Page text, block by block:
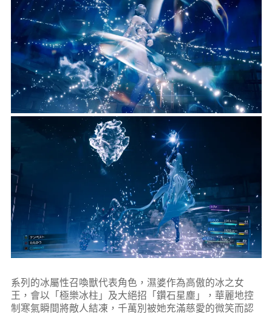
系列的冰屬性召喚獸代表角色，濕婆作為高傲的冰之女
王，會以「極樂冰柱」及大絕招「鑽石星塵」，華麗地控
制寒氣瞬間將敵人結凍，千萬別被她充滿慈愛的微笑而認